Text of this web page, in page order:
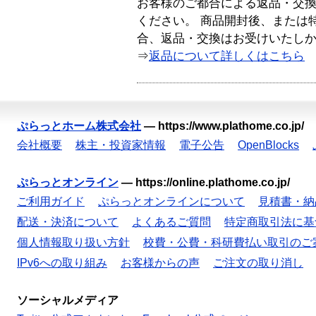
お客様のご都合による返品・交
ください。 商品開封後、または
合、返品・交換はお受けいたし
⇒返品について詳しくはこちら
ぷらっとホーム株式会社 — https://www.plathome.co.jp/
会社概要
株主・投資家情報 電子公告 OpenBlocks
ぷらっとオンライン — https://online.plathome.co.jp/
ご利用ガイド
ぷらっとオンラインについて
見積書・
配送・決済について
よくあるご質問
特定商取引法に
個人情報取り扱い方針
校費・公費・科研費払い取引のご
IPv6への取り組み
お客様からの声 ご注文の取り消し
ソーシャルメディア